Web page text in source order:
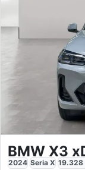
BMW X3
2024 Seria X 19.328